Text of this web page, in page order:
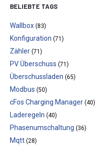
BELIEBTE TAGS
Wallbox (83)
Konfiguration (71)
Zähler (71)
PV Überschuss (71)
Überschussladen (65)
Modbus (50)
cFos Charging Manager (40)
Laderegeln (40)
Phasenumschaltung (36)
Mqtt (28)